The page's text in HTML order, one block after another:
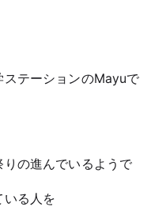
テーションのMayuで
の進んでいるようで
いる人を